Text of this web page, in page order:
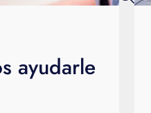
ayudarle